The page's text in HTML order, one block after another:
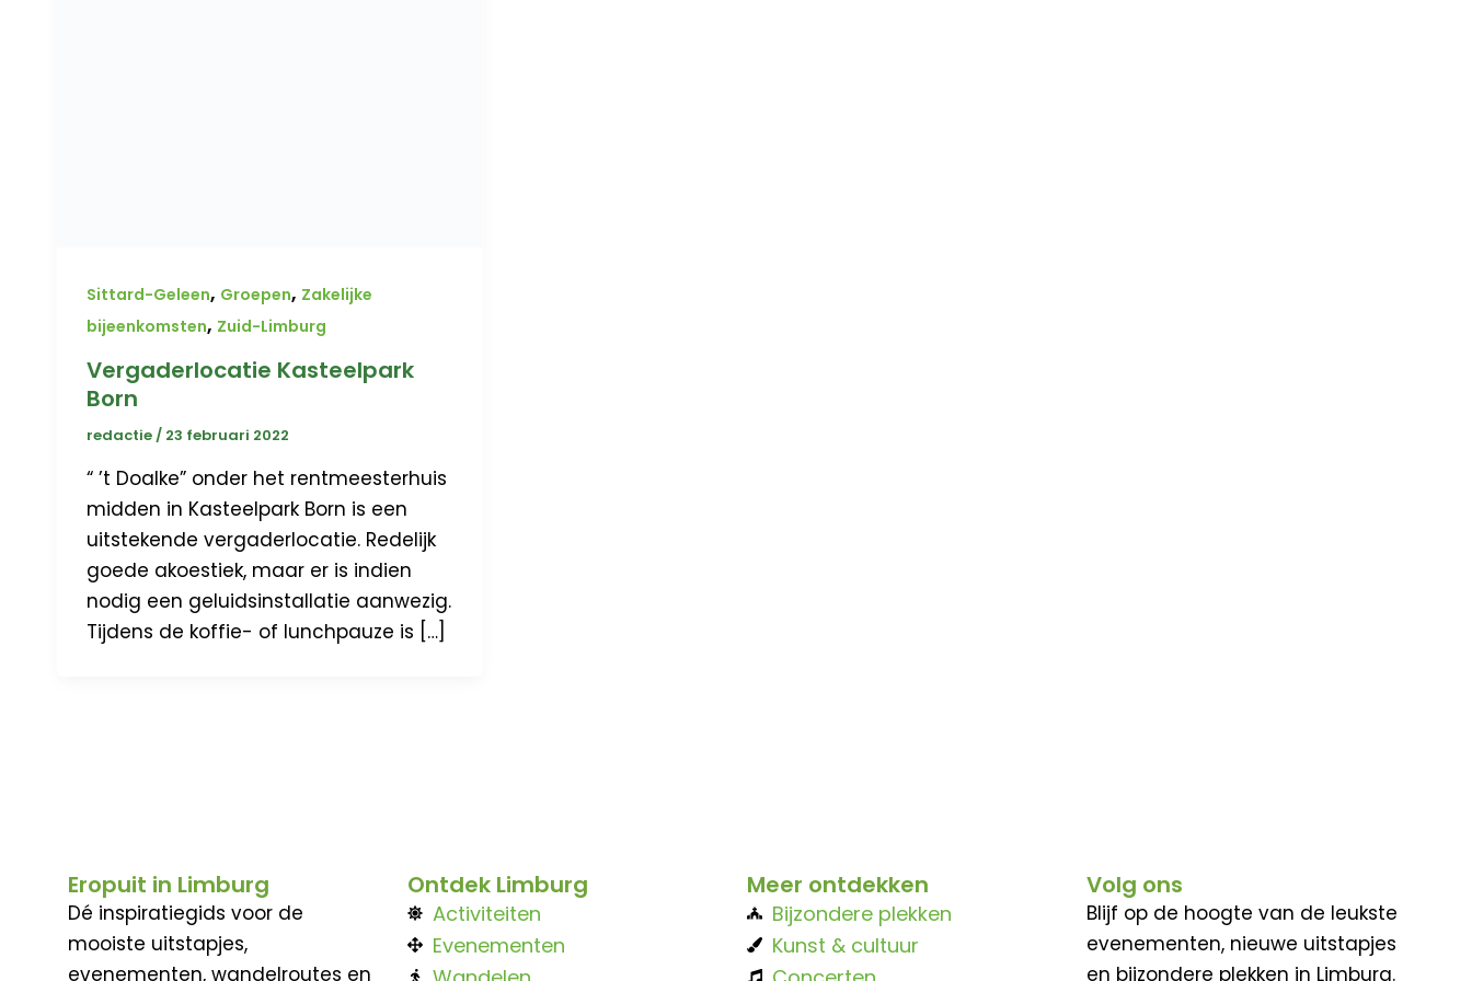
Sittard-Geleen, Groepen, Zakelijke
bijeenkomsten, Zuid-Limburg
Vergaderlocatie Kasteelpark
Born
redactie/ 23 februari 2022
“ ’t Doalke” onder het rentmeesterhuis
midden in Kasteelpark Born is een
uitstekende vergaderlocatie. Redelijk
goede akoestiek, maar er is indien
nodig een geluidsinstallatie aanwezig.
Tijdens de koffie- of lunchpauze is […]
Eropuit in Limburg
Dé inspiratiegids voor de
mooiste uitstapjes,
evenementen, wandelroutes en
Ontdek Limburg
Activiteiten
Evenementen
Meer ontdekken
Bijzondere plekken
Kunst & cultuur
Volg ons
Blijf op de hoogte van de leukste
evenementen, nieuwe uitstapjes
en bijzondere plekken in Limburg.